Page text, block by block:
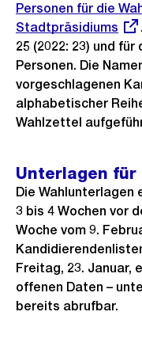
Personen für die
Stadtpräsidiums
25 (2022: 23) und
Personen. Die
vorgeschlagenen
alphabetischer
Wahlzettel
Unterlagen
Die
3 bis 4 Wochen vor
Woche vom 9.
Freitag, 23. Januar,
offenen Daten –
bereits abrufbar.